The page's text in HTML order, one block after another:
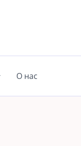
О нас